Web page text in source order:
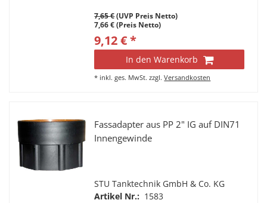
7,65 €(UVP Preis Netto)
7,66 € (Preis Netto)
9,12 € *
In den Warenkorb
* inkl. ges. MwSt. zzgl.Versandkosten
Fassadapter aus PP 2" IG auf DIN71
Innengewinde
STU Tanktechnik GmbH & Co. KG
Artikel Nr.: 1583